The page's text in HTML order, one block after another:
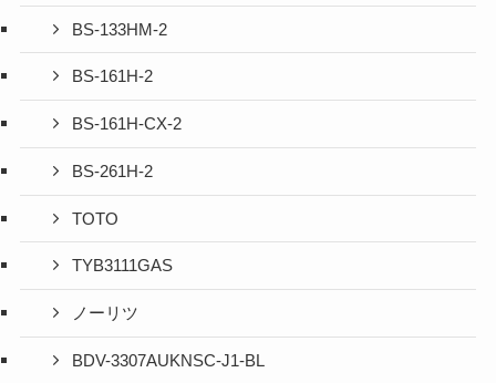
BS-133HM-2
BS-161H-2
BS-161H-CX-2
BS-261H-2
TOTO
TYB3111GAS
ノーリツ
BDV-3307AUKNSC-J1-BL